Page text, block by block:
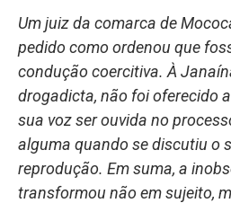
Um juiz da comarca de
pedido como ordenou que
condução coercitiva. À
drogadicta, não foi oferecido
sua voz ser ouvida no
alguma quando se discutiu o
reprodução. Em suma, a
transformou não em sujeito,